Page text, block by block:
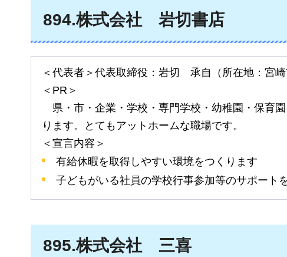
894.株式会社 岩切書店
＜代表者＞代表取締役：岩切 承自（所在地：宮崎
＜PR＞
県 ・市・企業・学校・専門学校・幼稚園・保育
ります。とてもアットホームな職場です。
＜宣言内容＞
有給休暇を取得しやすい環境をつくります
子どもがいる社員の学校行事参加等のサポート
895.株式会社 三喜